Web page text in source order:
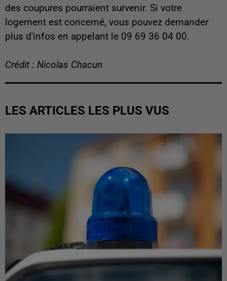
des coupures pourraient survenir. Si votre
logement est concerné, vous pouvez demander
plus d'infos en appelant le 09 69 36 04 00.
Crédit : Nicolas Chacun
LES ARTICLES LES PLUS VUS